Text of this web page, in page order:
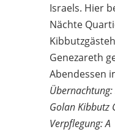
Israels. Hier
Nächte
Genezareth
Abendessen
Übernachtung:
Golan Kibbutz
Verpflegung: A